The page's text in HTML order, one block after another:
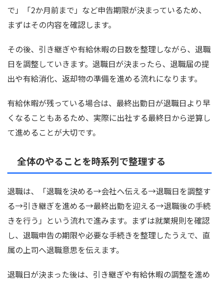
で」「2か月前まで」など申告期限が決まっているため、
まずはその内容を確認します。
その後、引き継ぎや有給休暇の日数を整理しながら、退職
日を調整していきます。退職日が決まったら、退職届の提
出や有給消化、返却物の準備を進める流れになります。
有給休暇が残っている場合は、最終出勤日が退職日より早
くなることもあるため、実際に出社する最終日から逆算し
て進めることが大切です。
全体のやることを時系列で整理する
退職は、「退職を決める→会社へ伝える→退職日を調整す
る→引き継ぎを進める→最終出勤を迎える→退職後の手続
きを行う」という流れで進みます。まずは就業規則を確認
し、退職申告の期限や必要な手続きを整理したうえで、直
属の上司へ退職意思を伝えます。
退職日が決まった後は、引き継ぎや有給休暇の調整を進め